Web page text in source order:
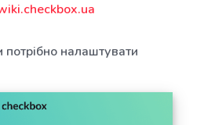
налаштувати